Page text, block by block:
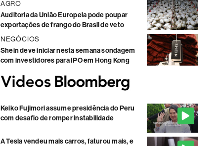
AGRO
Auditoria da União Europeia pode poupar
exportações de frango do Brasil de veto
NEGÓCIOS
Shein deve iniciar nesta semana sondagem
com investidores para IPO em Hong Kong
Keiko Fujimori assume presidência do Peru
com desafio de romper instabilidade
A Tesla vendeu mais carros, faturou mais, e